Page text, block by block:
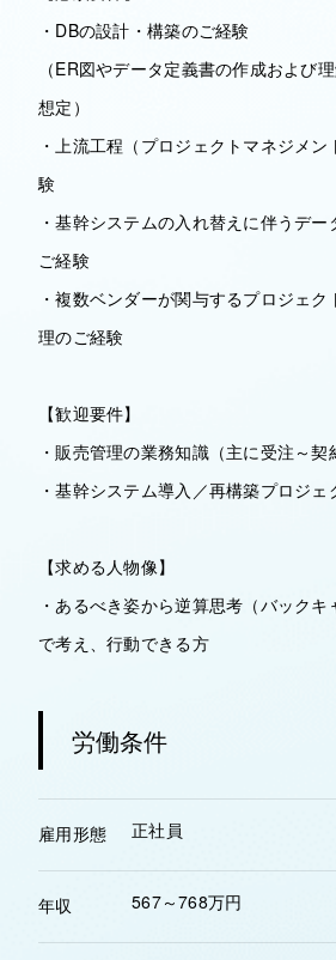
・DBの設計・構築のご経験
（ER図やデータ定義書の作成および
想定）
・上流工程（プロジェクトマネジメ
験
・基幹システムの入れ替えに伴うデ
ご経験
・複数ベンダーが関与するプロジェ
理のご経験
【歓迎要件】
・販売管理の業務知識（主に受注～契
・基幹システム導入／再構築プロジ
【求める人物像】
・あるべき姿から逆算思考（バックキ
で考え、行動できる方
労働条件
雇用形態 正社員
年収 567～768万円